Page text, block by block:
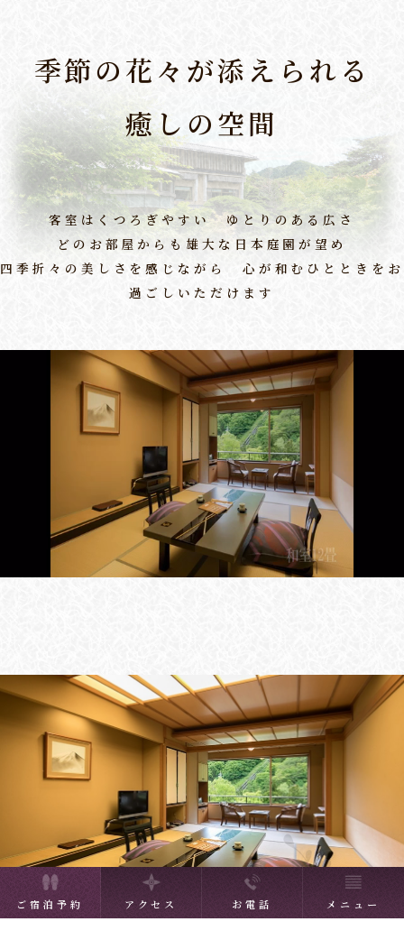
季節の花々が添えられる
癒しの空間
客室はくつろぎやすい ゆとりのある広さ
どのお部屋からも雄大な日本庭園が望め
四季折々の美しさを感じながら 心が和むひとときをお
過ごしいただけます
ご宿泊予約 アクセス お電話 メニュー